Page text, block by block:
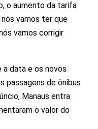
o aumento da tarifa
vamos ter que
vamos corrigir
data e os novos
passagens de ônibus
Manaus entra
o valor do